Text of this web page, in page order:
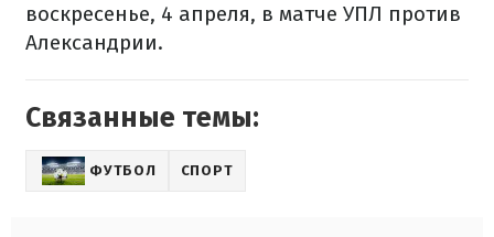
воскресенье, 4 апреля, в матче УПЛ против
Александрии.
Связанные темы:
ФУТБОЛ СПОРТ